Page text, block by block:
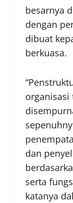
besarnya
dengan
dibuat
berkuasa.
organisasi
dan
serta
katanya